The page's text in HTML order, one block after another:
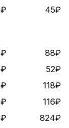
45₽
88₽
52₽
118₽
116₽
824₽